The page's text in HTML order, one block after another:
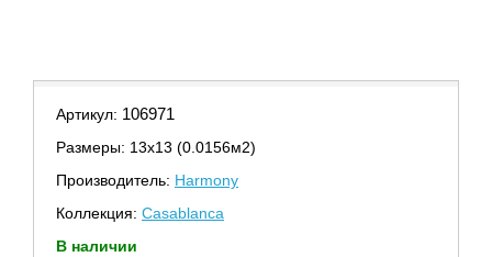
Артикул: 106971
Размеры: 13х13 (0.0156м2)
Производитель: Harmony
Коллекция: Casablanca
В наличии